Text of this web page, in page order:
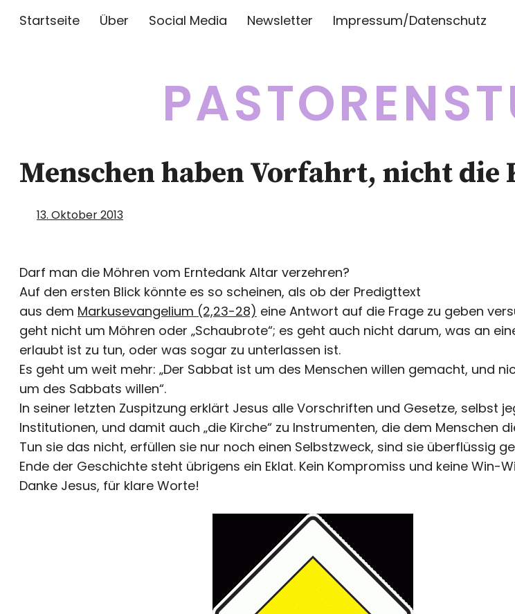
Startseite Über Social Media Newsletter Impressum/Datenschutz
Menschen haben Vorfahrt, nicht die
13. Oktober 2013
Darf man die Möhren vom Erntedank Altar verzehren?
Auf den ersten Blick könnte es so scheinen, als ob der Predigttext
aus dem Markusevangelium (2,23-28) eine Antwort auf die Frage zu geben
geht nicht um Möhren oder „Schaubrote“; es geht auch nicht darum, was an
erlaubt ist zu tun, oder was sogar zu unterlassen ist.
Es geht um weit mehr: „Der Sabbat ist um des Menschen willen gemacht, und
um des Sabbats willen“.
In seiner letzten Zuspitzung erklärt Jesus alle Vorschriften und Gesetze, selbst
Institutionen, und damit auch „die Kirche“ zu Instrumenten, die dem Menschen
Tun sie das nicht, erfüllen sie nur noch einen Selbstzweck, sind sie überflüssig
Ende der Geschichte steht übrigens ein Eklat. Kein Kompromiss und keine Win-
Danke Jesus, für klare Worte!